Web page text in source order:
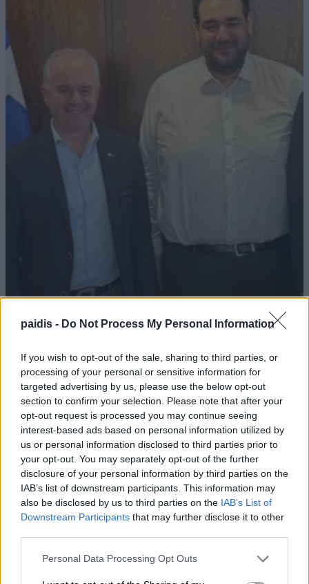
paidis - Do Not Process My Personal Information
If you wish to opt-out of the sale, sharing to third parties, or
processing of your personal or sensitive information for
targeted advertising by us, please use the below opt-out
section to confirm your selection. Please note that after your
opt-out request is processed you may continue seeing
interest-based ads based on personal information utilized by
us or personal information disclosed to third parties prior to
your opt-out. You may separately opt-out of the further
disclosure of your personal information by third parties on the
IAB’s list of downstream participants. This information may
also be disclosed by us to third parties on the IAB’s List of
Downstream Participants that may further disclose it to other
Personal Data Processing Opt Outs
Χρ. Καπετάνος: «Ένα αίτημα 25 ετών
γίνεται πράξη. Εξασφαλίστηκε η
χρηματοδότηση 1,2 εκατ. € για το
Δημοτικό Κτίριο Συκουρίου»
08/08/2026 , 10:53
«Πόσα θέλεις για το κορίτσι;»: Τουρίστας
επιχείρησης